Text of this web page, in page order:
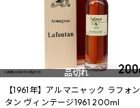
品切れ
【1961年】アルマニャック ラフォン
タン ヴィンテージ1961 200ml